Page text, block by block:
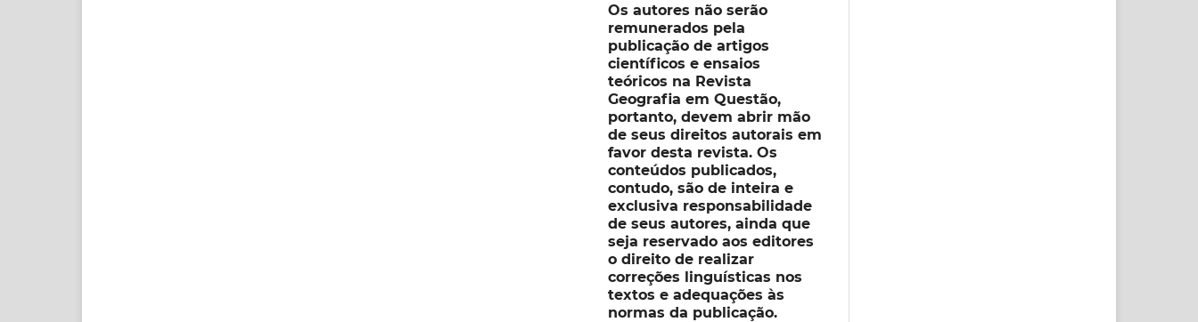
Os autores não serão
remunerados pela
publicação de artigos
científicos e ensaios
teóricos na Revista
Geografia em Questão,
portanto, devem abrir mão
de seus direitos autorais em
favor desta revista. Os
conteúdos publicados,
contudo, são de inteira e
exclusiva responsabilidade
de seus autores, ainda que
seja reservado aos editores
o direito de realizar
correções linguísticas nos
textos e adequações às
normas da publicação.